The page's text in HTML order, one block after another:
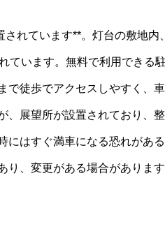
れています**。灯台の敷地内
ています。無料で利用できる
徒歩でアクセスしやすく、
展望所が設置されており、
にはすぐ満車になる恐れがあ
り、変更がある場合がありま